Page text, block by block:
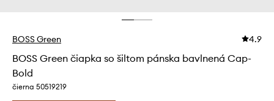
BOSS Green 4.9
BOSS Green čiapka so šiltom pánska bavlnená Cap-
Bold
čierna 50519219